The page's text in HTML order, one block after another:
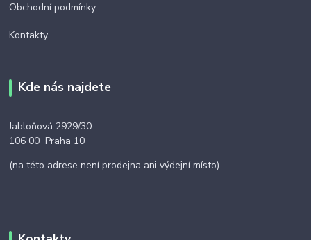
Obchodní podmínky
Kontakty
Kde nás najdete
Jabloňová 2929/30
106 00 Praha 10
(na této adrese není prodejna ani výdejní místo)